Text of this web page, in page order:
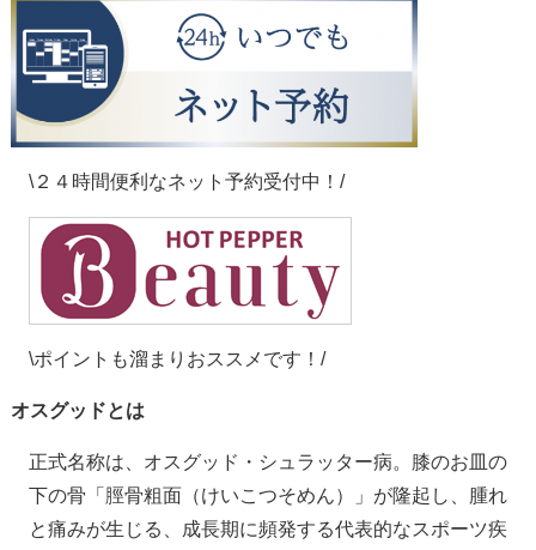
\２４時間便利なネット予約受付中！/
\ポイントも溜まりおススメです！/
オスグッドとは
正式名称は、オスグッド・シュラッター病。膝のお皿の
下の骨「脛骨粗面（けいこつそめん）」が隆起し、腫れ
と痛みが生じる、成長期に頻発する代表的なスポーツ疾